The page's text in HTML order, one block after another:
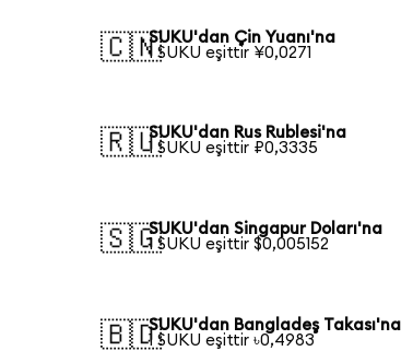
🇨🇳SUKU'dan Çin Yuanı'na
1 SUKU eşittir ¥0,0271
🇷🇺SUKU'dan Rus Rublesi'na
1 SUKU eşittir ₽0,3335
🇸🇬SUKU'dan Singapur Doları'na
1 SUKU eşittir $0,005152
🇧🇩SUKU'dan Bangladeş Takası'na
1 SUKU eşittir ৳0,4983